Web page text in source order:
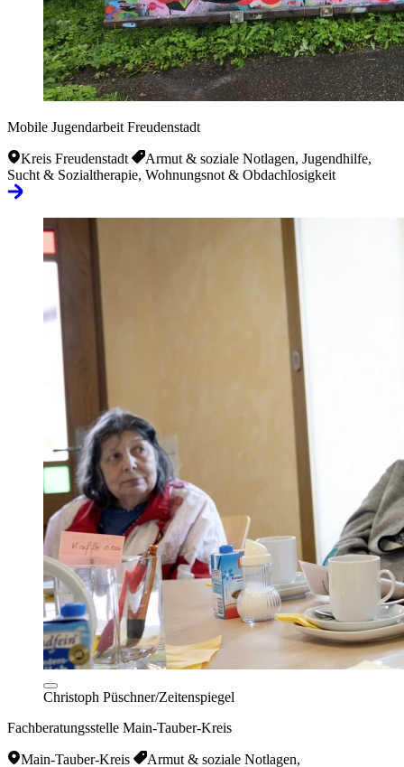
Mobile Jugendarbeit Freudenstadt
Kreis Freudenstadt
Armut & soziale Notlagen, Jugendhilfe,
Sucht & Sozialtherapie, Wohnungsnot & Obdachlosigkeit
Christoph Püschner/Zeitenspiegel
Fachberatungsstelle Main-Tauber-Kreis
Main-Tauber-Kreis
Armut & soziale Notlagen,